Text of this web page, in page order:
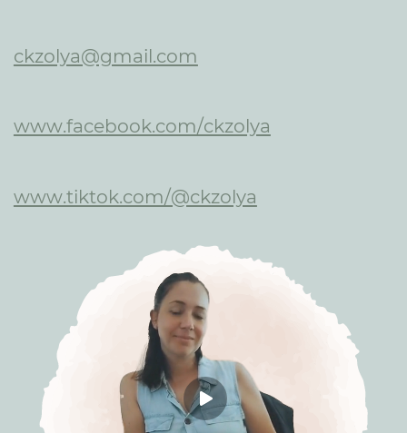
ckzolya@gmail.com
www.facebook.com/ckzolya
www.tiktok.com/@ckzolya